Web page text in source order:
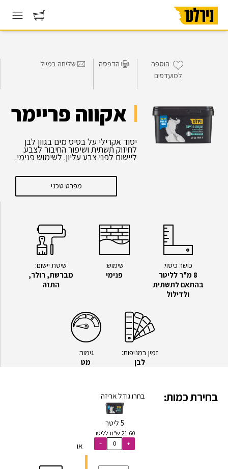
הוספה
למועדפים
הדפסה שליחה במייל
אקווה פריימר
יסוד אקרילי על בסיס מים בגוון לבן
לחיזוק תשתית ושיפור החיבור לצבע.
ליישום לפני צבע עליון. לשימוש פנימי.
מפרט טכני
כושר כיסוי:
8 מ"ר לליטר
בהתאם לתשתית
ולדילול
שימוש:
פנימי
שיטת יישום:
מברשת, רולר,
התזה
זמין במניפות:
לבן
גימור:
מט
בחירת כמות: בחרו גודל אריזה
5 ליטר
21.60 ש"ח לליטר
או